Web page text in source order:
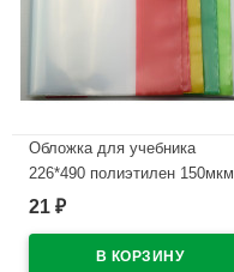
Обложка для учебника
226*490 полиэтилен 150мкм
универсальная М арт У 226
21 ₽